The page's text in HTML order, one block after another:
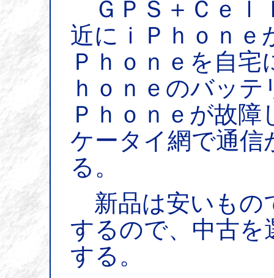
ＧＰＳ＋Ｃｅｌ
近にｉＰｈｏｎｅ
Ｐｈｏｎｅを自
ｈｏｎｅのバッ
Ｐｈｏｎｅが故
ケータイ網で通信
る。
新品は安いもの
するので、中古を
する。